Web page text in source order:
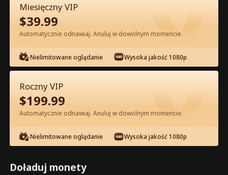
Odcinek 36 - Pocałuj Mnie po Raz
Ostatni Pełna Wersja Filmu
0-49 50-90 Wszystkie Odcinki
36 37 38 39 40
Miesięczny VIP
$39.99
Automatycznie odnawiaj. Anuluj w dowolnym momencie.
Nielimitowane oglądanie Wysoka jakość 1080p
Roczny VIP
$199.99
Automatycznie odnawiaj. Anuluj w dowolnym momencie.
Nielimitowane oglądanie Wysoka jakość 1080p
Doładuj monety